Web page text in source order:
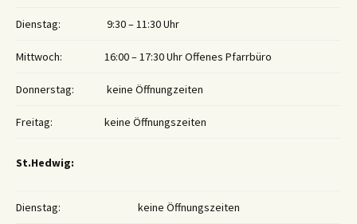
Dienstag: 9:30 – 11:30 Uhr
Mittwoch: 16:00 – 17:30 Uhr Offenes Pfarrbüro
Donnerstag: keine Öffnungzeiten
Freitag: keine Öffnungszeiten
St.Hedwig:
Dienstag: keine Öffnungszeiten